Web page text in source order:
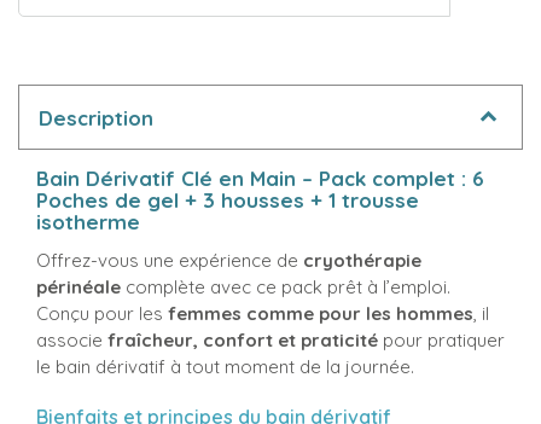
Description
Bain Dérivatif Clé en Main – Pack complet : 6
Poches de gel + 3 housses + 1 trousse
isotherme
Offrez-vous une expérience de cryothérapie
périnéale complète avec ce pack prêt à l’emploi.
Conçu pour les femmes comme pour les hommes , il
associe fraîcheur, confort et praticité pour pratiquer
le bain dérivatif à tout moment de la journée.
Bienfaits et principes du bain dérivatif